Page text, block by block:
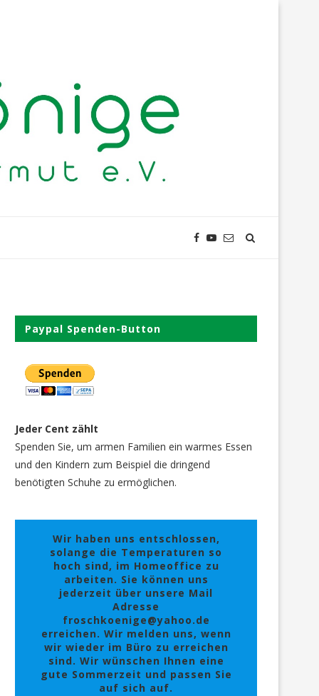
Paypal Spenden-Button
Jeder Cent zählt
Spenden Sie, um armen Familien ein warmes Essen
und den Kindern zum Beispiel die dringend
benötigten Schuhe zu ermöglichen.
Wir haben uns entschlossen,
solange die Temperaturen so
hoch sind, im Homeoffice zu
arbeiten. Sie können uns
jederzeit über unsere Mail
Adresse
froschkoenige@yahoo.de
erreichen. Wir melden uns, wenn
wir wieder im Büro zu erreichen
sind. Wir wünschen Ihnen eine
gute Sommerzeit und passen Sie
auf sich auf.